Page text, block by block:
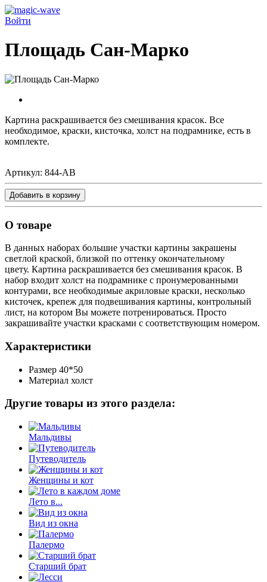
Войти
Площадь Сан-Марко
Картина раскрашивается без смешивания красок. Все
необходимое, краски, кисточка, холст на подрамнике, есть в
комплекте.
Артикул: 844-AB
Добавить в корзину
О товаре
В данных наборах большие участки картины закрашены
светлой краской, близкой по оттенку окончательному
цвету. Картина раскрашивается без смешивания красок. В
набор входит холст на подрамнике с пронумерованными
контурами, все необходимые акриловые краски, несколько
кисточек, крепеж для подвешивания картины, контрольный
лист, на котором Вы можете потренироваться. Просто
закрашивайте участки красками с соответствующим номером.
Характеристики
Размер 40*50
Материал холст
Другие товары из этого раздела:
Мальдивы
Путеводитель
Женщины и кот
Лето в...
Вид из окна
Палермо
Старший брат